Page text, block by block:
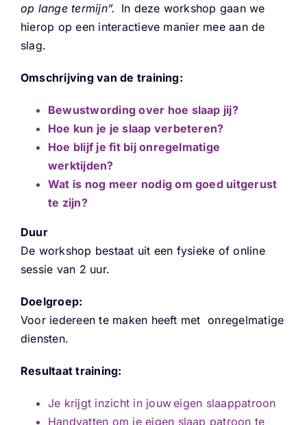
op lange termijn”. In deze workshop gaan we
hierop op een interactieve manier mee aan de
slag.
Omschrijving van de training:
Bewustwording over hoe slaap jij?
Hoe kun je je slaap verbeteren?
Hoe blijf je fit bij onregelmatige
werktijden?
Wat is nog meer nodig om goed uitgerust
te zijn?
Duur
De workshop bestaat uit een fysieke of online
sessie van 2 uur.
Doelgroep:
Voor iedereen te maken heeft met onregelmatige
diensten.
Resultaat training:
Je krijgt inzicht in jouw eigen slaappatroon
Handvatten om je eigen slaap patroon te